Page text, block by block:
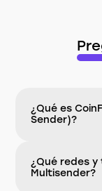
¿Qué es
Sender)?
¿Qué redes
Multisender?